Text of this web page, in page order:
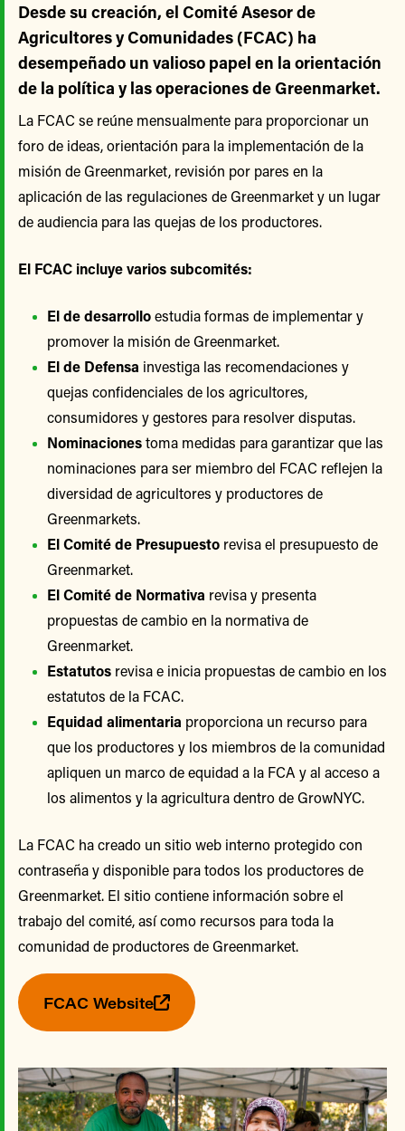
Desde su creación, el Comité Asesor de
Agricultores y Comunidades (FCAC) ha
desempeñado un valioso papel en la orientación
de la política y las operaciones de Greenmarket.
La FCAC se reúne mensualmente para proporcionar un
foro de ideas, orientación para la implementación de la
misión de Greenmarket, revisión por pares en la
aplicación de las regulaciones de Greenmarket y un lugar
de audiencia para las quejas de los productores.
El FCAC incluye varios subcomités:
El de desarrolloestudia formas de implementar y
promover la misión de Greenmarket.
El de Defensa investiga las recomendaciones y
quejas confidenciales de los agricultores,
consumidores y gestores para resolver disputas.
Nominacionestoma medidas para garantizar que las
nominaciones para ser miembro del FCAC reflejen la
diversidad de agricultores y productores de
Greenmarkets.
El Comité de Presupuesto revisa el presupuesto de
Greenmarket.
El Comité de Normativa revisa y presenta
propuestas de cambio en la normativa de
Greenmarket.
Estatutos revisa e inicia propuestas de cambio en los
estatutos de la FCAC.
Equidad alimentaria proporciona un recurso para
que los productores y los miembros de la comunidad
apliquen un marco de equidad a la FCA y al acceso a
los alimentos y la agricultura dentro de GrowNYC.
La FCAC ha creado un sitio web interno protegido con
contraseña y disponible para todos los productores de
Greenmarket. El sitio contiene información sobre el
trabajo del comité, así como recursos para toda la
comunidad de productores de Greenmarket.
FCAC Website